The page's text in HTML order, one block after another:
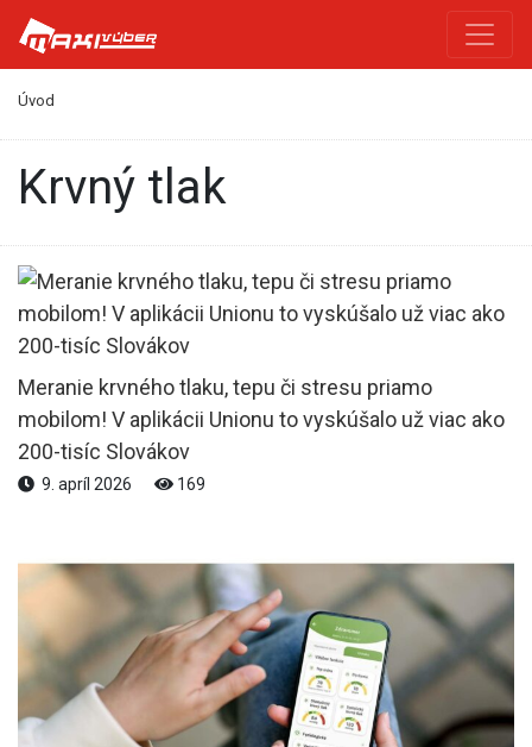
Úvod
krvný tlak
Meranie krvného tlaku, tepu či stresu priamo
mobilom! V aplikácii Unionu to vyskúšalo už viac ako
200-tisíc Slovákov
9. apríl 2026 169